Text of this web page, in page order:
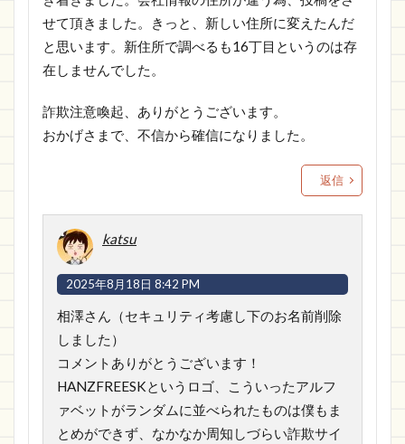
せて頂きました。きっと、新しい住所に変えたんだ
と思います。新住所で調べるも16丁目というのは存
在しませんでした。
詐欺注意喚起、ありがとうございます。
おかげさまで、不信から確信になりました。
返信
katsu
2025年8月18日 8:42 PM
相澤さん（セキュリティ考慮し下のお名前削除
しました）
コメントありがとうございます！
HANZFREESKというロゴ、こういったアルフ
ァベットがランダムに並べられたものは僕もま
とめができず、なかなか周知しづらい詐欺サイ